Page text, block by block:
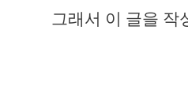
그래서 이 글을 작